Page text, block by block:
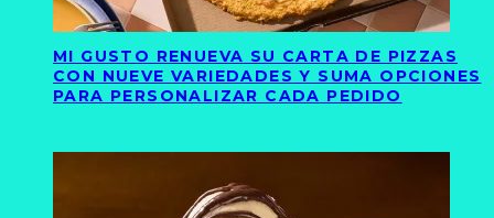
MI GUSTO RENUEVA SU CARTA DE PIZZAS
CON NUEVE VARIEDADES Y SUMA OPCIONES
PARA PERSONALIZAR CADA PEDIDO